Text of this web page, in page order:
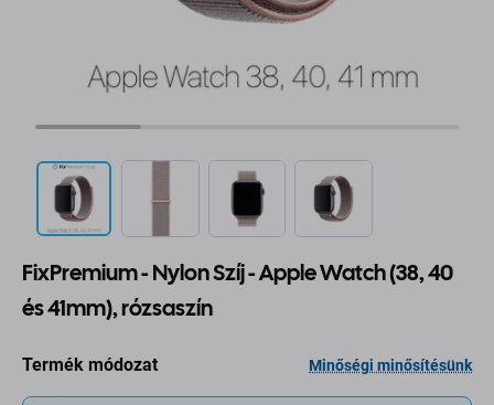
FixPremium - Nylon Szíj - Apple Watch (38, 40
és 41mm), rózsaszín
Termék módozat Minőségi minősítésünk